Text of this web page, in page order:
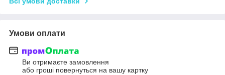
Умови оплати
Ви отримаєте замовлення
або гроші повернуться на вашу картку